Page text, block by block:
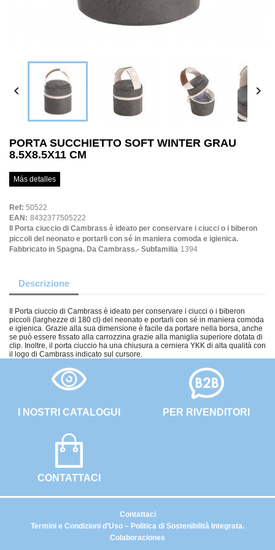
 
PORTA SUCCHIETTO SOFT WINTER GRAU
8.5X8.5X11 CM
Más detalles
Ref: 50522
EAN: 8432377505222
Il Porta ciuccio di Cambrass è ideato per conservare i ciucci o i biberon
piccoli del neonato e portarli con sé in maniera comoda e igienica.
Fabbricato in Spagna. Da Cambrass.- Subfamilia 1394
Descrizione
Il Porta ciuccio di Cambrass è ideato per conservare i ciucci o i biberon
piccoli (larghezze di 180 cl) del neonato e portarli con sé in maniera comoda
e igienica. Grazie alla sua dimensione è facile da portare nella borsa, anche
se può essere fissato alla carrozzina grazie alla maniglia superiore dotata di
clip. Inoltre, il porta ciuccio ha una chiusura a cerniera YKK di alta qualità con
il logo di Cambrass indicato sul cursore.
I NOSTRI CATALOGUI
CONTATTACI
PER RIVENDITORI
Termini e Condizioni d’Uso – Politica di Sostenibilità Integrata.
Colaboraciones
Contattaci